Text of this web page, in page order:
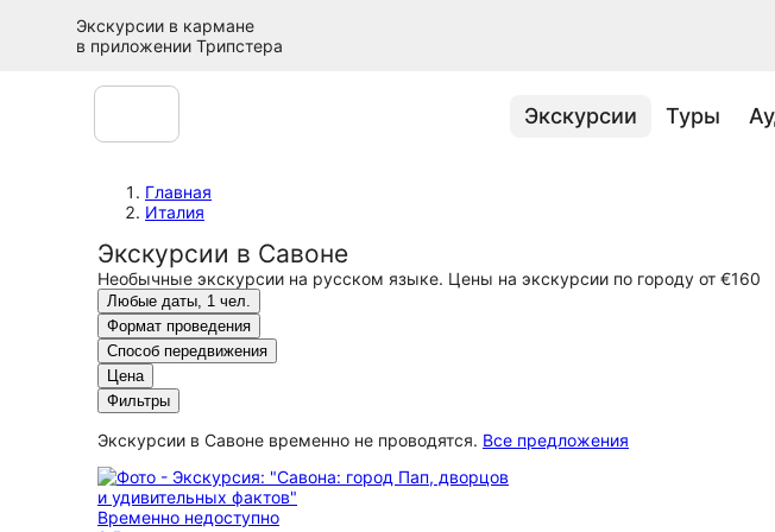
Экскурсии в кармане
в приложении Трипстера
Экскурсии Туры
Главная
Италия
Экскурсии в Савоне
Необычные экскурсии на русском языке. Цены на экскурсии по городу от €160
Любые даты, 1 чел.
Формат проведения
Способ передвижения
Цена
Фильтры
Экскурсии в Савоне временно не проводятся. Все предложения
Временно недоступно